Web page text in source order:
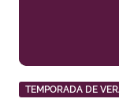
TEMPORADA DE